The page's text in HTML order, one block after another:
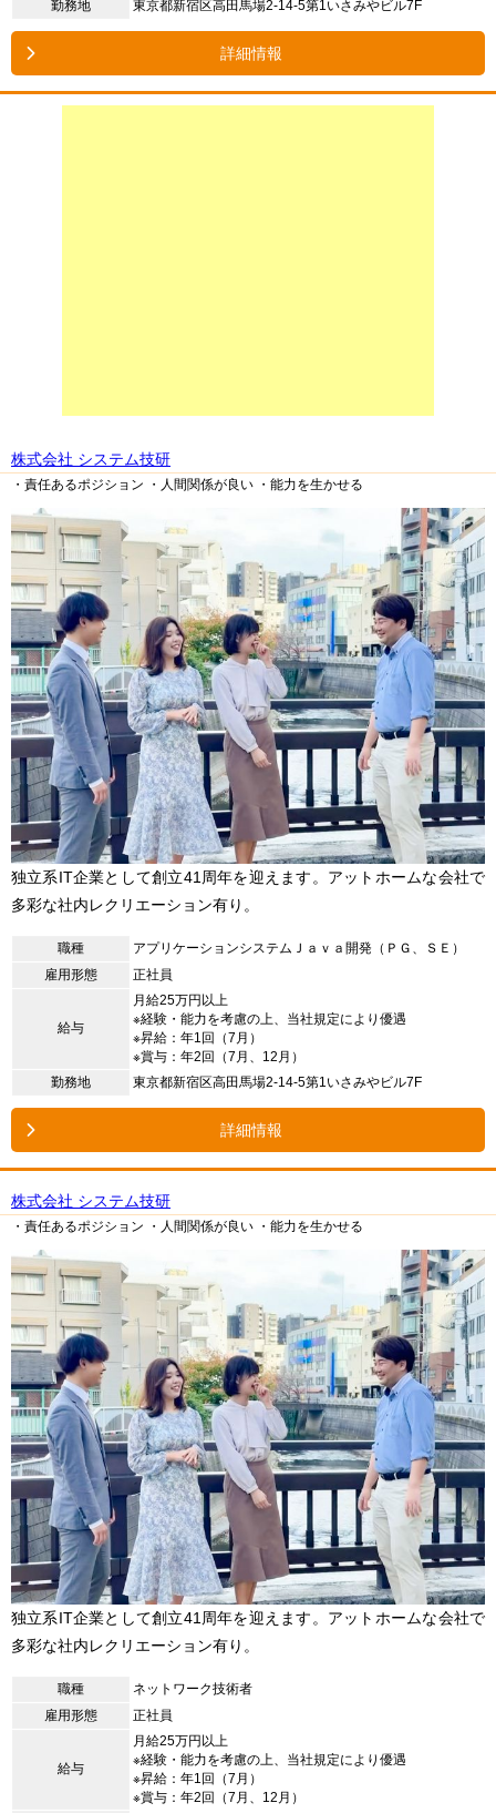
勤務地 東京都新宿区高田馬場2-14-5第1いさみやビル7F
詳細情報
株式会社 システム技研
・責任あるポジション ・人間関係が良い ・能力を生かせる
独立系IT企業として創立41周年を迎えます。アットホームな会社で
多彩な社内レクリエーション有り。
職種
アプリケーションシステムＪａｖａ開発（ＰＧ、ＳＥ）
雇用形態
正社員
給与
月給25万円以上
※経験・能力を考慮の上、当社規定により優遇
※昇給：年1回（7月）
※賞与：年2回（7月、12月）
勤務地
東京都新宿区高田馬場2-14-5第1いさみやビル7F
詳細情報
株式会社 システム技研
・責任あるポジション ・人間関係が良い ・能力を生かせる
独立系IT企業として創立41周年を迎えます。アットホームな会社で
多彩な社内レクリエーション有り。
職種
ネットワーク技術者
雇用形態
正社員
給与
月給25万円以上
※経験・能力を考慮の上、当社規定により優遇
※昇給：年1回（7月）
※賞与：年2回（7月、12月）